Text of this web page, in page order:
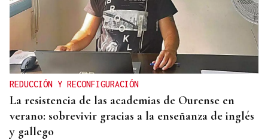
OBITUARIO
Muere Glen Hansard, protagonista de Once y
ganador de un Oscar por "Falling Slowly", a los 56
años
REDUCCIÓN Y RECONFIGURACIÓN
La resistencia de las academias de Ourense en
verano: sobrevivir gracias a la enseñanza de inglés
y gallego